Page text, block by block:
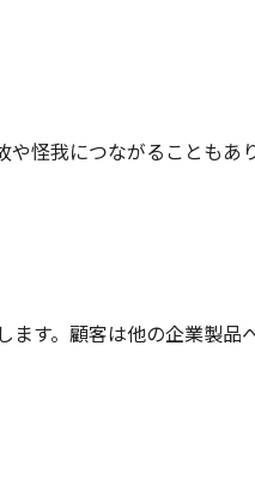
怪我につながることもあ
す。顧客は他の企業製品